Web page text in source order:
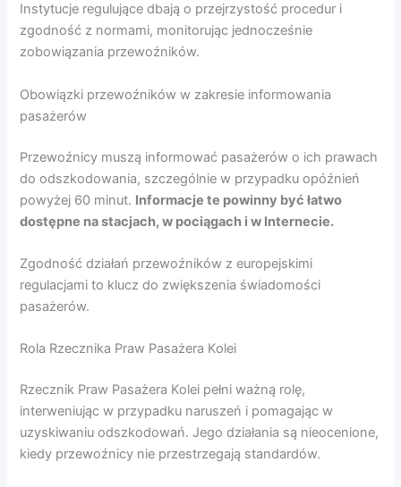
Instytucje regulujące dbają o przejrzystość procedur i
zgodność z normami, monitorując jednocześnie
zobowiązania przewoźników.
Obowiązki przewoźników w zakresie informowania
pasażerów
Przewoźnicy muszą informować pasażerów o ich prawach
do odszkodowania, szczególnie w przypadku opóźnień
powyżej 60 minut. Informacje te powinny być łatwo
dostępne na stacjach, w pociągach i w Internecie.
Zgodność działań przewoźników z europejskimi
regulacjami to klucz do zwiększenia świadomości
pasażerów.
Rola Rzecznika Praw Pasażera Kolei
Rzecznik Praw Pasażera Kolei pełni ważną rolę,
interweniując w przypadku naruszeń i pomagając w
uzyskiwaniu odszkodowań. Jego działania są nieocenione,
kiedy przewoźnicy nie przestrzegają standardów.